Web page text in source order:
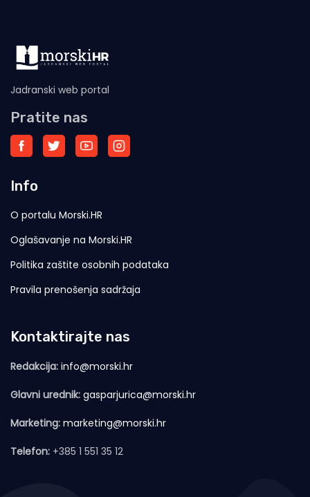
Jadranski web portal
Pratite nas
Info
O portalu Morski.HR
Oglašavanje na Morski.HR
Politika zaštite osobnih podataka
Pravila prenošenja sadržaja
Kontaktirajte nas
Redakcija: info@morski.hr
Glavni urednik: gasparjurica@morski.hr
Marketing: marketing@morski.hr
Telefon: +385 1 551 35 12